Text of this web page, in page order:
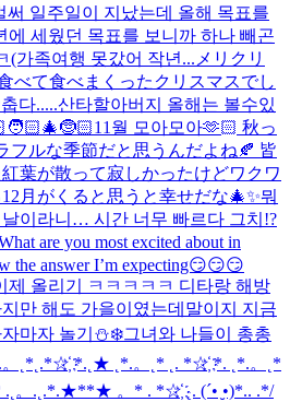
써 일주일이 지났는데 올해 목표를
에 세웠던 목표를 보니까 하나 빼곤
(가족여행 못갔어 작년... メリクリ
べて食べまくったクリスマスでし
춥다.....산타할아버지 올해는 볼수있
11월 모아모아🫶🏻 秋っ
フルな季節だと思うんだよね🍂 皆
葉が散って寂しかったけどワクワ
月がくると思うと幸せだな🎄✨뭐
이라니… 시간 너무 빠르다 그치!?
are you most excited about in
the answer I’m expecting😏😏😏
제 올리기 ㅋㅋㅋㅋㅋ 디타랑 해방
만 해도 가을이였는데말이지 지금
마자 놀기⛄❄️그녀와 나들이 총총
˛*˛.*☆҉ *.˛★ ˛*.。˛* ˛. *☆҉ *. ˛*.。˛*
.˛。.˛.*.★**★ 。* . *☆҉ ˛. (´• ̮•)*.. .*/